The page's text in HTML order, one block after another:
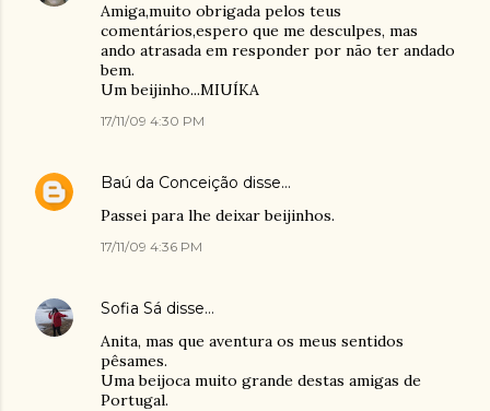
Amiga,muito obrigada pelos teus
comentários,espero que me desculpes, mas
ando atrasada em responder por não ter andado
bem.
Um beijinho...MIUÍKA
17/11/09 4:30 PM
Baú da Conceição disse…
Passei para lhe deixar beijinhos.
17/11/09 4:36 PM
Sofia Sá disse…
Anita, mas que aventura os meus sentidos
pêsames.
Uma beijoca muito grande destas amigas de
Portugal.